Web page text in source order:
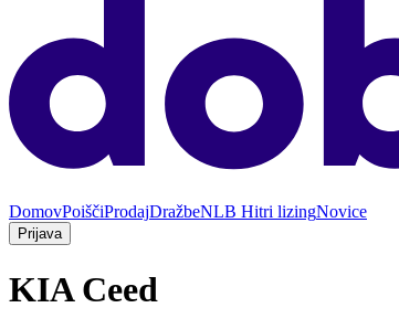
DomovPoiščiProdajDražbeNLB Hitri lizingNovice
Prijava
KIA Ceed